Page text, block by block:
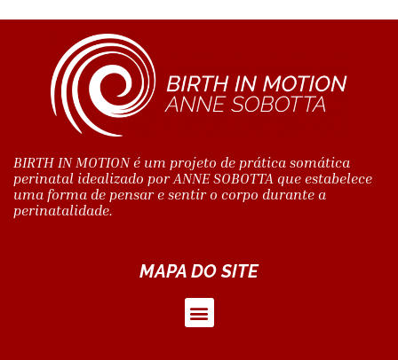
BIRTH IN MOTION é um projeto de prática somática
perinatal idealizado por ANNE SOBOTTA que estabelece
uma forma de pensar e sentir o corpo durante a
perinatalidade.
MAPA DO SITE